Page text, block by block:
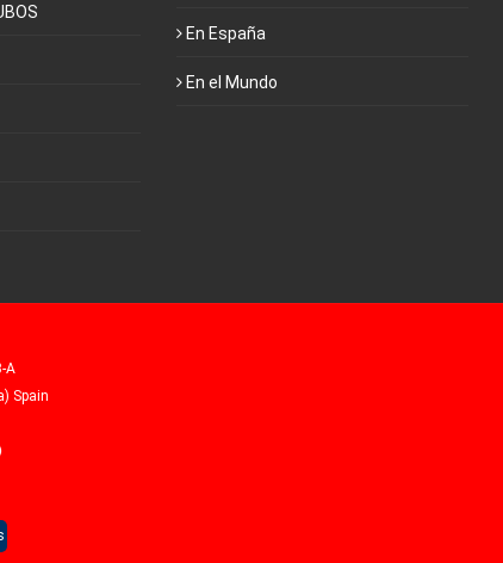
En España
En el Mundo
A
Spain